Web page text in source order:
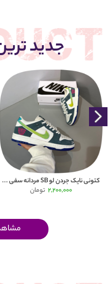
جدید
کتونی نایک جردن لو SB مردانه سفی ...
2,200,000 تومان